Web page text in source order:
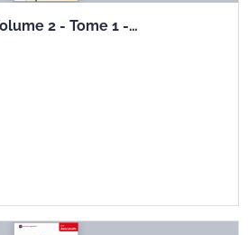
2 - Tome 1 -
et
managers + Tome 2 -